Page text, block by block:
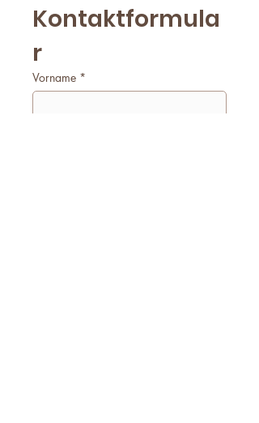
Kontaktformula
r
Vorname *